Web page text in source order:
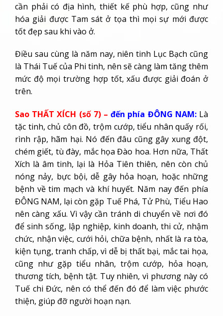
cần phải có địa hình, thiết kế phù hợp, cũng như
hóa giải được Tam sát ở tọa thì mọi sự mới được
tốt đẹp sau khi vào ở.
Điều sau cùng là năm nay, niên tinh Lục Bạch cũng
là Thái Tuế của Phi tinh, nên sẽ càng làm tăng thêm
mức độ mọi trường hợp tốt, xấu được giải đoán ở
trên.
Sao THẤT XÍCH (số 7) – đến phía ĐÔNG NAM: Là
tặc tinh, chủ côn đồ, trộm cướp, tiểu nhân quấy rối,
rình rập, hãm hại. Nó đến đâu cũng gây xung đột,
chém giết, tù đày, mắc họa Đào hoa. Hơn nữa, Thất
Xích là âm tinh, lại là Hỏa Tiên thiên, nên còn chủ
nóng nảy, bực bội, dễ gây hỏa hoạn, hoặc những
bệnh về tim mạch và khí huyết. Năm nay đến phía
ĐÔNG NAM, lại còn gặp Tuế Phá, Tử Phù, Tiểu Hao
nên càng xấu. Vì vậy cần tránh di chuyển về nơi đó
để sinh sống, lập nghiệp, kinh doanh, thi cử, nhậm
chức, nhận việc, cưới hỏi, chữa bệnh, nhất là ra tòa,
kiện tụng, tranh chấp, vì dễ bị thất bại, mắc tai họa,
cũng như gặp tiểu nhân, trộm cướp, hỏa hoạn,
thương tích, bệnh tật. Tuy nhiên, vì phương này có
Tuế chi Đức, nên có thể đến đó để làm việc phước
thiện, giúp đỡ người hoạn nạn.